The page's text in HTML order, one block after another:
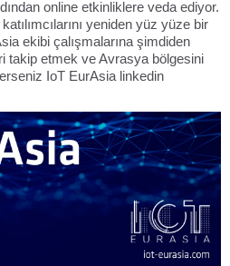
online etkinliklere veda ediyor.
yeniden yüz yüze bir
ekibi çalışmalarına şimdiden
takip etmek ve Avrasya bölgesini
IoT EurAsia linkedin